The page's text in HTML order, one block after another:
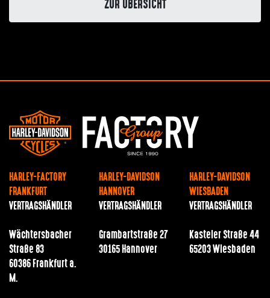
ZUR ÜBERSICHT
HARLEY-FACTORY
FRANKFURT
VERTRAGSHÄNDLER
Wächtersbacher
Straße 83
60386 Frankfurt a.
M.
HARLEY-DAVIDSON
HANNOVER
VERTRAGSHÄNDLER
Grambartstraße 27
30165 Hannover
HARLEY-DAVIDSON
WIESBADEN
VERTRAGSHÄNDLER
Kasteler Straße 44
65203 Wiesbaden